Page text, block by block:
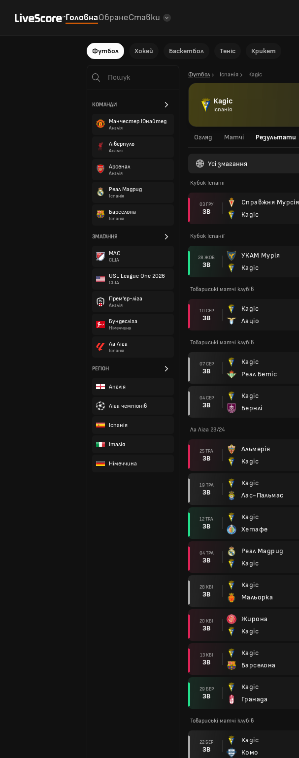
ГоловнаОбранеСтавки
Футбол Хокей Баскетбол Теніс Крикет
КОМАНДИ
Манчестер Юнайтед
Англія
Ліверпуль
Англія
Арсенал
Англія
Реал Мадрид
Іспанія
Барселона
Іспанія
ЗМАГАННЯ
МЛС
США
USL League One 2026
США
Прем'єр-ліга
Англія
Бундесліга
Німеччина
Ла Ліга
Іспанія
РЕГІОН
Англія
Ліга чемпіонів
Іспанія
Італія
Німеччина
Футбол Іспанія Кадіс
Кадіс
Іспанія
Огляд Матчі Результати
Усі змагання
Кубок Іспанії
03 ГРУ
ЗВ
Справжня Мурсія
Кадіс
Кубок Іспанії
28 ЖОВ
ЗВ
УКАМ Мурія
Кадіс
Товариські матчі клубів
10 СЕР
ЗВ
Кадіс
Лаціо
Товариські матчі клубів
07 СЕР
ЗВ
Кадіс
Реал Бетіс
04 СЕР
ЗВ
Кадіс
Бернлі
Ла Ліга 23/24
25 ТРА
ЗВ
Альмерія
Кадіс
19 ТРА
ЗВ
Кадіс
Лас-Пальмас
12 ТРА
ЗВ
Кадіс
Хетафе
04 ТРА
ЗВ
Реал Мадрид
Кадіс
28 КВІ
ЗВ
Кадіс
Мальорка
20 КВІ
ЗВ
Жирона
Кадіс
13 КВІ
ЗВ
Кадіс
Барселона
29 БЕР
ЗВ
Кадіс
Гранада
Товариські матчі клубів
22 БЕР
ЗВ
Кадіс
Комо